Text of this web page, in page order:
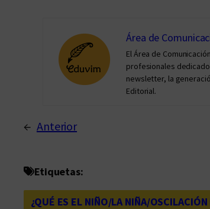
Área de
El Área de
profesionales
newsletter, la
Editorial.
← Anterior
Etiquetas:
¿QUÉ ES EL NIÑO/LA NIÑA/OSCILACIÓN